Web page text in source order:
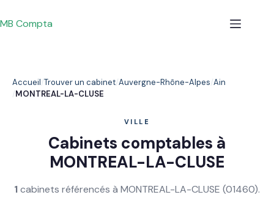
au
contenu
MB Compta
Accueil Trouver un cabinet Auvergne-Rhône-Alpes Ain
MONTREAL-LA-CLUSE
VILLE
Cabinets comptables à
MONTREAL-LA-CLUSE
1cabinets référencés à MONTREAL-LA-CLUSE (01460).